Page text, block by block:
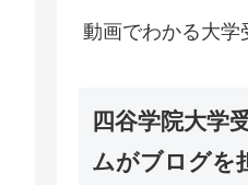
動画でわかる大学
四谷学院大学
ムがブログを